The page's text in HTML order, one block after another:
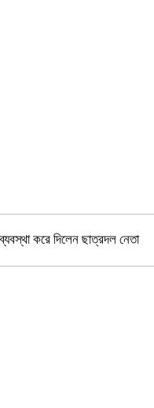
ব্যবস্থা করে দিলেন ছাত্রদল নেতা